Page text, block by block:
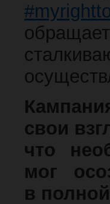
свои
что
мог
в